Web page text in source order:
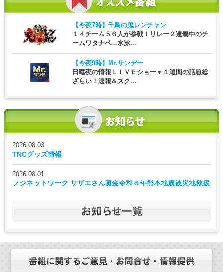
【今夜7時】 千鳥の鬼レンチャン
１４チーム５６人が参戦！リレー２連覇中のチ
ームワタナベ…水泳...
【今夜9時】
Mr.サンデー
日曜夜の情報ＬＩＶＥショー▼１週間の話題総
ざらい！速報＆スク...
2026.08.03
TNCグッズ情報
2026.08.01
フジネットワーク サザエさん募金令和８年熊本地震被災地救援